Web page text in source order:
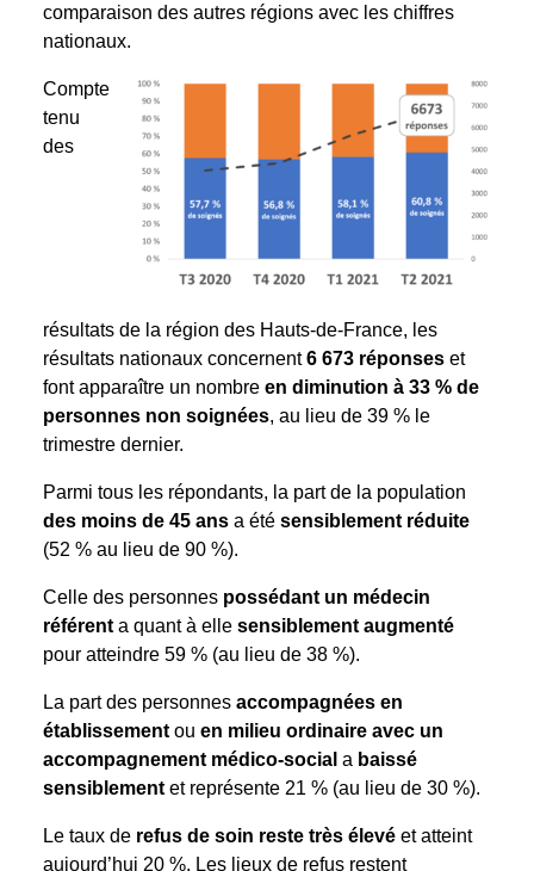
comparaison des autres régions avec les chiffres
nationaux.
Compte
tenu
des
résultats de la région des Hauts-de-France, les
résultats nationaux concernent6 673 réponseset
font apparaître un nombre en diminution à 33 % de
personnes non soignées, au lieu de 39 % le
trimestre dernier.
Parmi tous les répondants, la part de la population
des moins de 45 ansa été sensiblement réduite
(52 % au lieu de 90 %).
Celle des personnes possédant un médecin
référenta quant à elle sensiblement augmenté
pour atteindre 59 % (au lieu de 38 %).
La part des personnes accompagnées en
établissementou en milieu ordinaire avec un
accompagnement médico-social a baissé
sensiblementet représente 21 % (au lieu de 30 %).
Le taux de refus de soin reste très élevéet atteint
aujourd’hui 20 %. Les lieux de refus restent